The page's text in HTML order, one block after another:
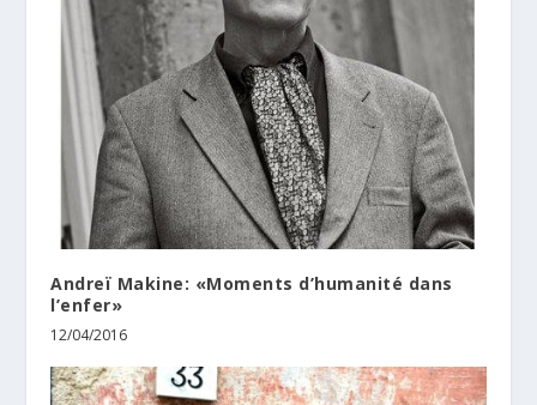
Andreï Makine: «Moments d’humanité dans
l’enfer»
12/04/2016